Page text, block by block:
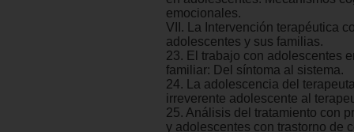
emocionales.
VII. La Intervención terapéutica
adolescentes y sus familias.
23. El trabajo con adolescentes
familiar: Del síntoma al sistema.
24. La adolescencia del
irreverente adolescente al
25. Análisis del tratamiento con
y adolescentes con trastorno de